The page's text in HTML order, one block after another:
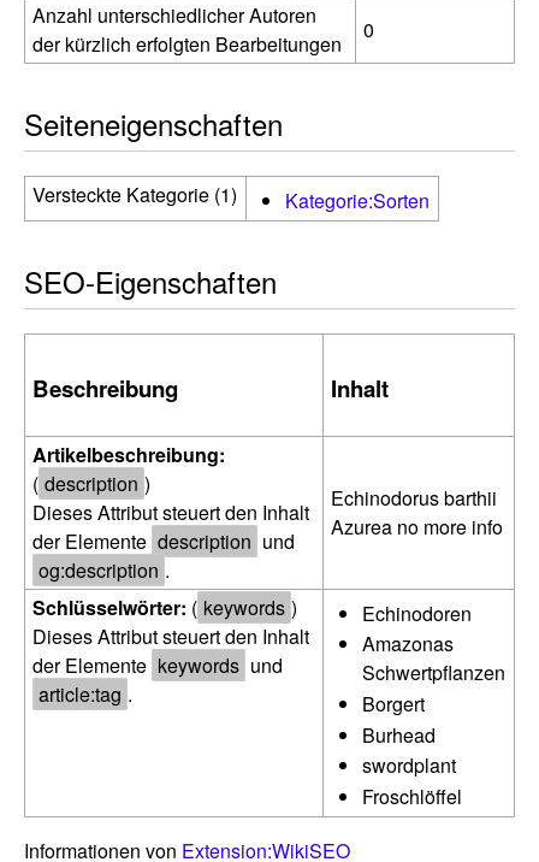
Anzahl unterschiedlicher Autoren
der kürzlich erfolgten Bearbeitungen
0
Seiteneigenschaften
Versteckte Kategorie (1) Kategorie:Sorten
SEO-Eigenschaften
Beschreibung Inhalt
Artikelbeschreibung:
( description )
Dieses Attribut steuert den Inhalt
der Elemente description und
og:description .
Echinodorus barthii
Azurea no more info
Schlüsselwörter: ( keywords )
Dieses Attribut steuert den Inhalt
der Elemente keywords und
article:tag .
Echinodoren
Amazonas
Schwertpflanzen
Borgert
Burhead
swordplant
Froschlöffel
Informationen von Extension:WikiSEO